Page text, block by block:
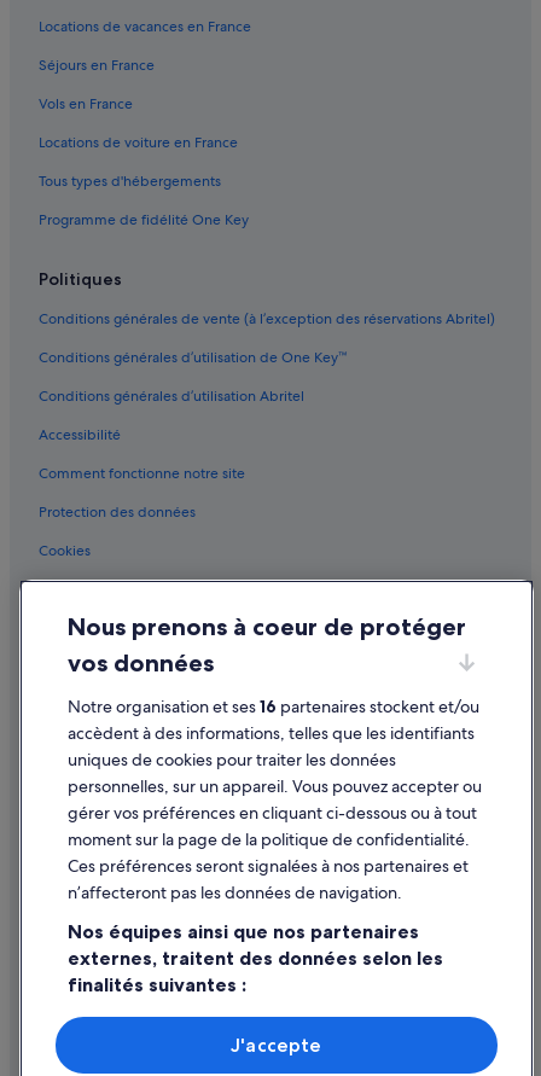
Locations de vacances en France
Séjours en France
Vols en France
Locations de voiture en France
Tous types d'hébergements
Programme de fidélité One Key
Politiques
Conditions générales de vente (à l’exception des réservations Abritel)
Conditions générales d’utilisation de One Key™
Conditions générales d’utilisation Abritel
Accessibilité
Comment fonctionne notre site
Protection des données
Cookies
Mentions légales / Nous contacter
Directives de contenu et signalement de contenus
Aide
Assistance
Annuler votre vol
Annuler une réservation d'hôtel ou de location de vacances
Délais de remboursement
Documents de voyage internationaux
Parmi les moyens de paiement acceptés sur expedia.fr figurent :
Nous prenons à coeur de protéger
vos données
Notre organisation et ses16 partenaires stockent et/ou
accèdent à des informations, telles que les identifiants
uniques de cookies pour traiter les données
personnelles, sur un appareil. Vous pouvez accepter ou
gérer vos préférences en cliquant ci-dessous ou à tout
moment sur la page de la politique de confidentialité.
Ces préférences seront signalées à nos partenaires et
n’affecteront pas les données de navigation.
Nos équipes ainsi que nos partenaires
externes, traitent des données selon les
finalités suivantes :
Utiliser des données de géolocalisation précises. Analyser
activement les caractéristiques de l’appareil pour
l’identification. Stocker et/ou accéder à des informations
J'accepte